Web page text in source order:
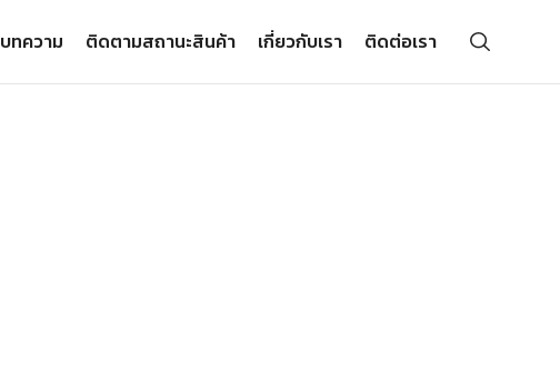
บทความ ติดตามสถานะสินค้า เกี่ยวกับเรา ติดต่อเรา